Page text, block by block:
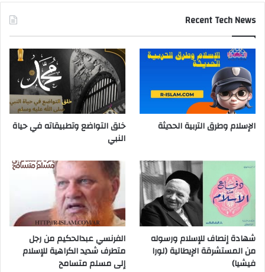
Recent Tech News
الإسلام وطرق التربية الحديثة
خلق التواضع وتطبيقاته في حياة
النبي
شهادة إنصاف للإسلام ورسوله
من المستشرقة الإيطالية (لورا
فيشيا)
الفرنسي عبدالحكيم من رجل
متطرف شديد الكراهية للإسلام
إلى مسلم متسامح